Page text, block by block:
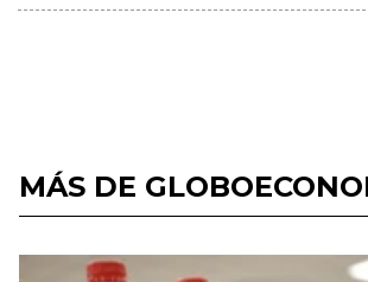
MÁS DE